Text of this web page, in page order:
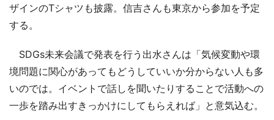
ザインのTシャツも披露。信吉さんも東京から参加を予定
する。
SDGs未来会議で発表を行う出水さんは「気候変動や環
境問題に関心があってもどうしていいか分からない人も多
いのでは。イベントで話しを聞いたりすることで活動への
一歩を踏み出すきっかけにしてもらえれば」と意気込む。